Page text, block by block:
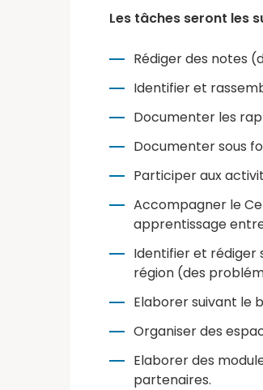
Les tâches seront les
Rédiger des notes
Identifier et
Documenter les
Documenter sous
Participer aux
Accompagner le
apprentissage
Identifier et rédiger
région (des
Elaborer suivant le
Organiser des
Elaborer des
partenaires.